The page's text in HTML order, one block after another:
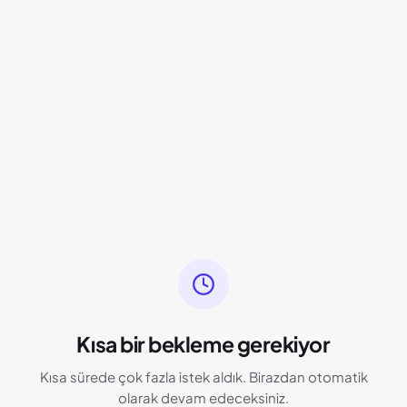
Kısa bir bekleme gerekiyor
Kısa sürede çok fazla istek aldık. Birazdan otomatik
olarak devam edeceksiniz.